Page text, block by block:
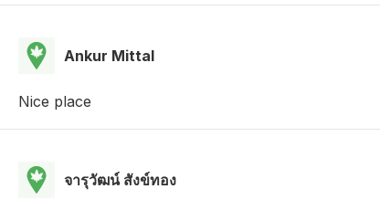
Ankur Mittal
Nice place
จารุวัฒน์ สังข์ทอง